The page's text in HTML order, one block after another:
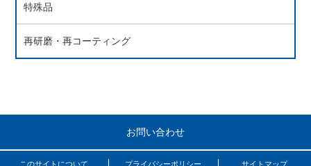
特殊品
再研磨・再コーティング
お問い合わせ
このサイトについて プライバシーポリシー サイトマップ